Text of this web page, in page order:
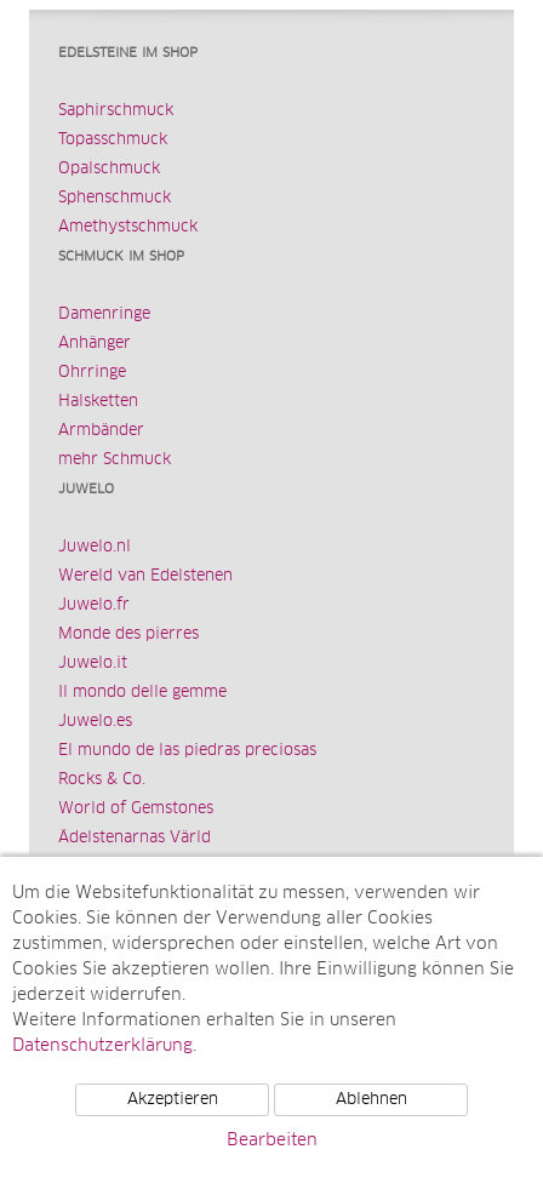
EDELSTEINE IM SHOP
Saphirschmuck
Topasschmuck
Opalschmuck
Sphenschmuck
Amethystschmuck
SCHMUCK IM SHOP
Damenringe
Anhänger
Ohrringe
Halsketten
Armbänder
mehr Schmuck
JUWELO
Juwelo.nl
Wereld van Edelstenen
Juwelo.fr
Monde des pierres
Juwelo.it
Il mondo delle gemme
Juwelo.es
El mundo de las piedras preciosas
Rocks & Co.
World of Gemstones
Ädelstenarnas Värld
Impressum
SITEMAP
Sitemap
Monatsarchive
Top-Artikel
© Juwelo Deutschland GmbH (ein Tochterunternehmen der
Um die Websitefunktionalität zu messen, verwenden wir
Cookies. Sie können der Verwendung aller Cookies
zustimmen, widersprechen oder einstellen, welche Art von
Cookies Sie akzeptieren wollen. Ihre Einwilligung können Sie
jederzeit widerrufen.
Weitere Informationen erhalten Sie in unseren
Datenschutzerklärung.
Akzeptieren Ablehnen
Bearbeiten